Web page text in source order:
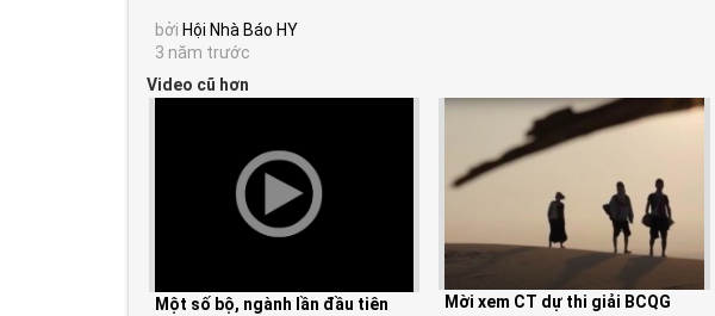
bởi Hội Nhà Báo HY
3 năm trước
Video cũ hơn
Một số bộ, ngành lần đầu tiên
Mời xem CT dự thi giải BCQG